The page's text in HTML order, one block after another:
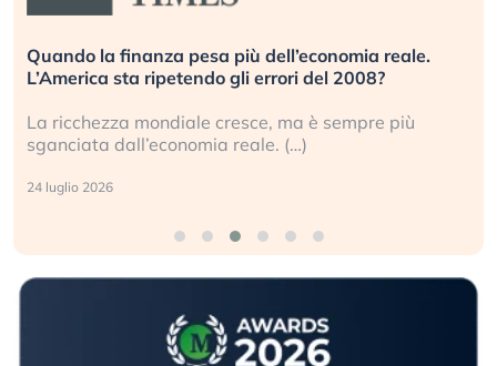
Quando la finanza pesa più dell’economia reale.
L’America sta ripetendo gli errori del 2008?
La ricchezza mondiale cresce, ma è sempre più
sganciata dall’economia reale. (…)
24 luglio 2026